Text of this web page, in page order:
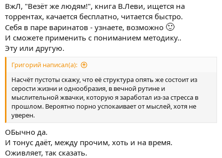
ВжЛ, "Везёт же людям!", книга В.Леви, ищется на
торрентах, качается бесплатно, читается быстро.
Себя в паре варинатов - узнаете, возможно 🙂
И сможете применить с пониманием методику..
Эту или другую.
Григорий написал(а):
Насчёт пустоты скажу, что её структура опять же состоит из
серости жизни и однообразия, в вечной рутине и
мыслительной жвачки, которую я заработал из-за стресса в
прошлом. Вероятно порно успокаивает от мыслей, хотя не
уверен.
ОБычно да.
И тонус даёт, между прочим, хоть и на время.
Оживляет, так сказать.